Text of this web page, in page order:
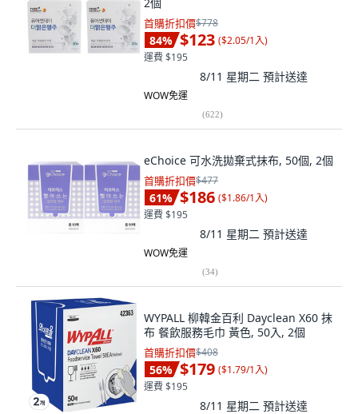
首購折扣價$778
84% $123 ($2.05/1入)
運費 $195
8/11 星期二 預計送達
WOW免運
(622)
eChoice 可水洗拋棄式抹布, 50個, 2個
首購折扣價$477
61% $186 ($1.86/1入)
運費 $195
8/11 星期二 預計送達
WOW免運
(34)
WYPALL 柳韓金百利 Dayclean X60 抹
布 餐飲服務毛巾 黃色, 50入, 2個
首購折扣價$408
56% $179 ($1.79/1入)
運費 $195
8/11 星期二 預計送達